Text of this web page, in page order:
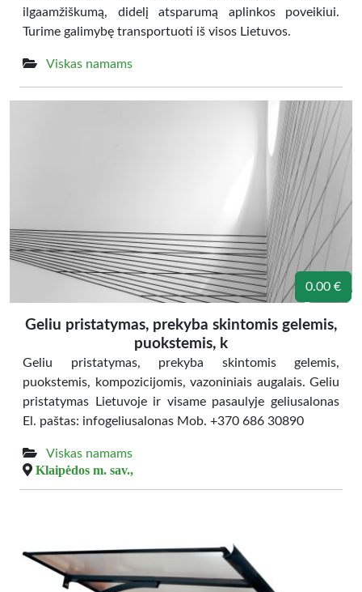
ilgaamžiškumą, didelį atsparumą aplinkos poveikiui.
Turime galimybę transportuoti iš visos Lietuvos.
Viskas namams
0.00 €
Geliu pristatymas, prekyba skintomis gelemis,
puokstemis, k
Geliu pristatymas, prekyba skintomis gelemis,
puokstemis, kompozicijomis, vazoniniais augalais. Geliu
pristatymas Lietuvoje ir visame pasaulyje geliusalonas
El. paštas: infogeliusalonas Mob. +370 686 30890
Viskas namams
Klaipėdos m. sav.,